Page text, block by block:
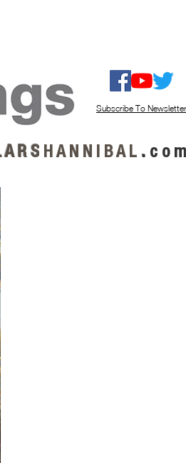
Subscribe To Newsletter
A R S H A N N I B A L . c o m